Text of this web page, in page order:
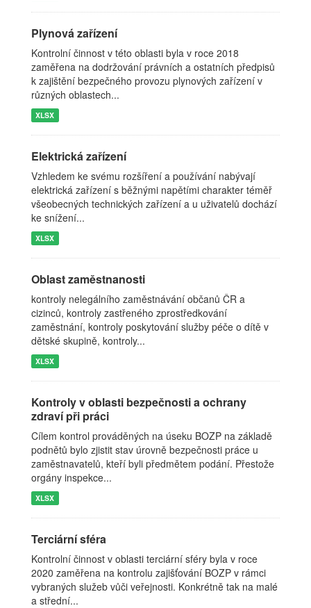
Plynová zařízení
Kontrolní činnost v této oblasti byla v roce 2018
zaměřena na dodržování právních a ostatních předpisů
k zajištění bezpečného provozu plynových zařízení v
různých oblastech...
XLSX
Elektrická zařízení
Vzhledem ke svému rozšíření a používání nabývají
elektrická zařízení s běžnými napětími charakter téměř
všeobecných technických zařízení a u uživatelů dochází
ke snížení...
XLSX
Oblast zaměstnanosti
kontroly nelegálního zaměstnávání občanů ČR a
cizinců, kontroly zastřeného zprostředkování
zaměstnání, kontroly poskytování služby péče o dítě v
dětské skupině, kontroly...
XLSX
Kontroly v oblasti bezpečnosti a ochrany
zdraví při práci
Cílem kontrol prováděných na úseku BOZP na základě
podnětů bylo zjistit stav úrovně bezpečnosti práce u
zaměstnavatelů, kteří byli předmětem podání. Přestože
orgány inspekce...
XLSX
Terciární sféra
Kontrolní činnost v oblasti terciární sféry byla v roce
2020 zaměřena na kontrolu zajišťování BOZP v rámci
vybraných služeb vůči veřejnosti. Konkrétně tak na malé
a střední...